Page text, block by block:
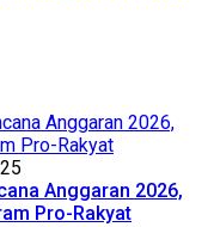
Anggaran 2026,
Pro-Rakyat